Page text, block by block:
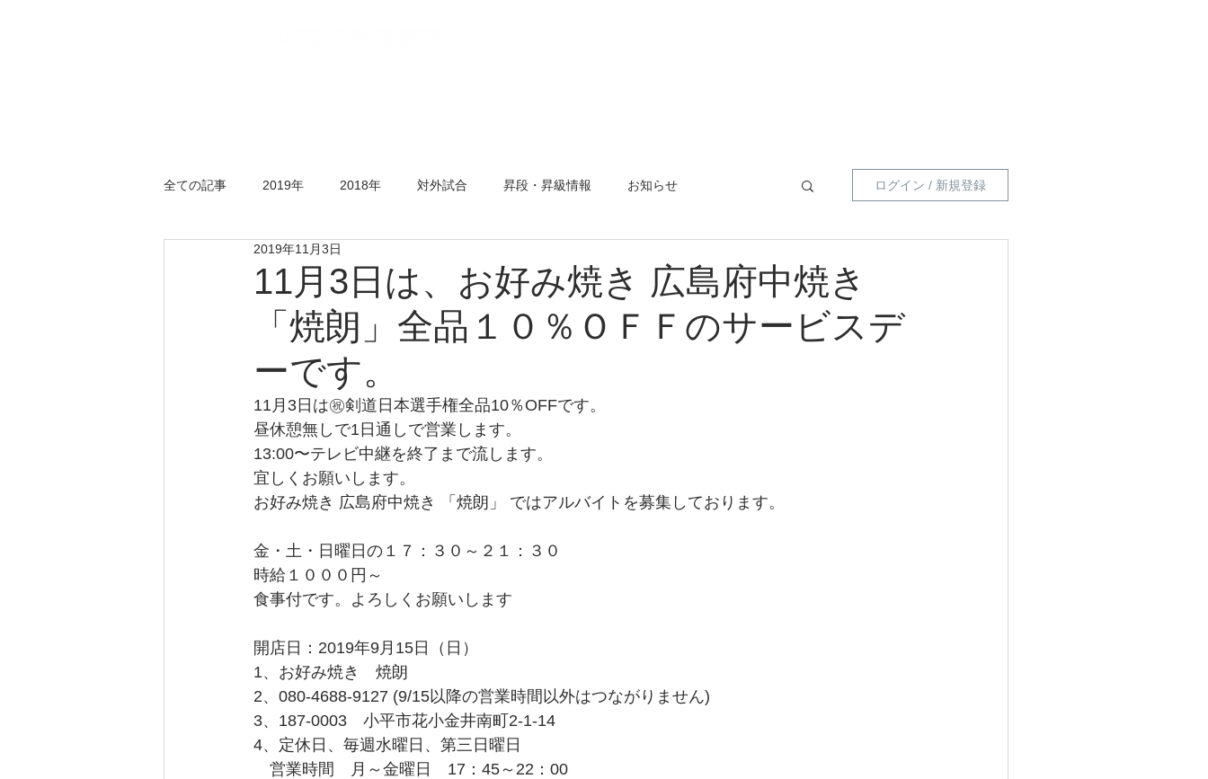
全ての記事 2019年 2018年 対外試合 昇段・昇級情報 お知らせ
年末剣道大会 錬成会
ログイン / 新規登録
11月3日は、お好み焼き 広島府中焼き
「焼朗」全品１０％ＯＦＦのサービスデ
ーです。
2019年11月3日
11月3日は㊗剣道日本選手権全品10％OFFです。
昼休憩無しで1日通しで営業します。
13:00〜テレビ中継を終了まで流します。
宜しくお願いします。
お好み焼き 広島府中焼き 「焼朗」 ではアルバイトを募集しております。
金・土・日曜日の１７：３０～２１：３０
時給１０００円～
食事付です。よろしくお願いします
開店日：2019年9月15日（日）
1、お好み焼き　焼朗
2、080-4688-9127 (9/15以降の営業時間以外はつながりません)
3、187-0003　小平市花小金井南町2-1-14
4、定休日、毎週水曜日、第三日曜日
営業時間　月～金曜日　17：45～22：00